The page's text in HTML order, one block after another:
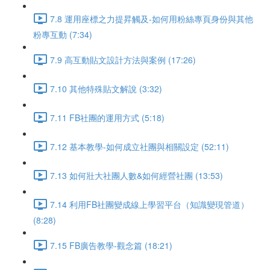
7.8 運用座標之力提昇觸及-如何用粉絲專頁身份與其他
粉專互動 (7:34)
7.9 高互動貼文設計方法與案例 (17:26)
7.10 其他特殊貼文解說 (3:32)
7.11 FB社團的運用方式 (5:18)
7.12 基本教學-如何成立社團與相關設定 (52:11)
7.13 如何壯大社團人數&如何經營社團 (13:53)
7.14 利用FB社團變成線上學習平台（知識變現管道）
(8:28)
7.15 FB廣告教學-觀念篇 (18:21)